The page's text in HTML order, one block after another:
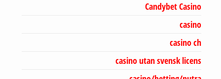
Candybet Casino
casino
casino ch
casino utan svensk licens